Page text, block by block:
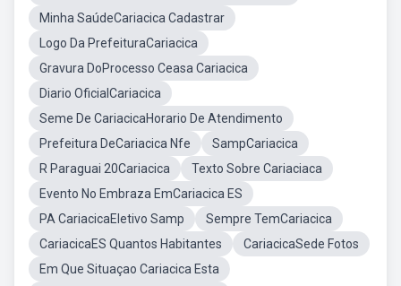
Minha SaúdeCariacica Cadastrar
Logo Da PrefeituraCariacica
Gravura DoProcesso Ceasa Cariacica
Diario OficialCariacica
Seme De CariacicaHorario De Atendimento
Prefeitura DeCariacica Nfe
SampCariacica
R Paraguai 20Cariacica
Texto Sobre Cariaciaca
Evento No Embraza EmCariacica ES
PA CariacicaEletivo Samp
Sempre TemCariacica
CariacicaES Quantos Habitantes
CariacicaSede Fotos
Em Que Situaçao Cariacica Esta